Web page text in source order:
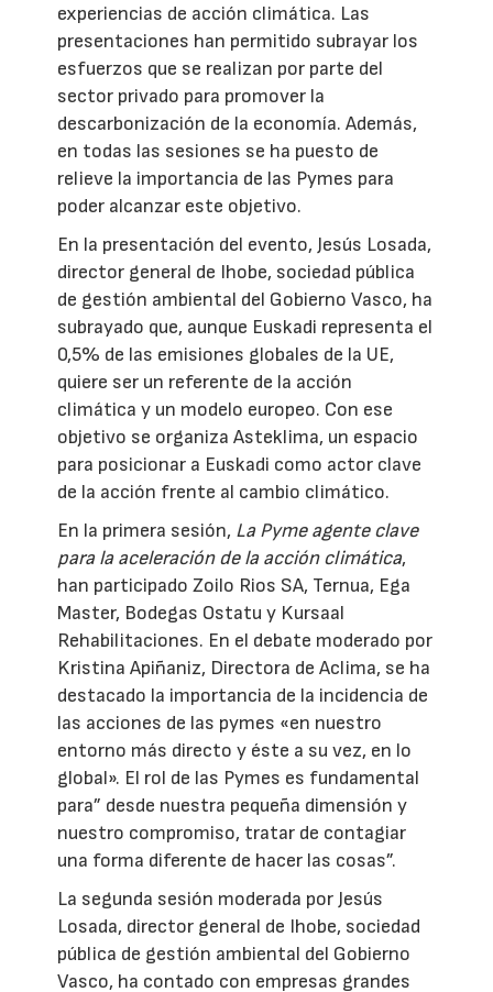
experiencias de acción climática. Las
presentaciones han permitido subrayar los
esfuerzos que se realizan por parte del
sector privado para promover la
descarbonización de la economía. Además,
en todas las sesiones se ha puesto de
relieve la importancia de las Pymes para
poder alcanzar este objetivo.
En la presentación del evento, Jesús Losada,
director general de Ihobe, sociedad pública
de gestión ambiental del Gobierno Vasco, ha
subrayado que, aunque Euskadi representa el
0,5% de las emisiones globales de la UE,
quiere ser un referente de la acción
climática y un modelo europeo. Con ese
objetivo se organiza Asteklima, un espacio
para posicionar a Euskadi como actor clave
de la acción frente al cambio climático.
En la primera sesión, La Pyme agente clave
para la aceleración de la acción climática,
han participado Zoilo Rios SA, Ternua, Ega
Master, Bodegas Ostatu y Kursaal
Rehabilitaciones. En el debate moderado por
Kristina Apiñaniz, Directora de Aclima, se ha
destacado la importancia de la incidencia de
las acciones de las pymes «en nuestro
entorno más directo y éste a su vez, en lo
global». El rol de las Pymes es fundamental
para” desde nuestra pequeña dimensión y
nuestro compromiso, tratar de contagiar
una forma diferente de hacer las cosas”.
La segunda sesión moderada por Jesús
Losada, director general de Ihobe, sociedad
pública de gestión ambiental del Gobierno
Vasco, ha contado con empresas grandes